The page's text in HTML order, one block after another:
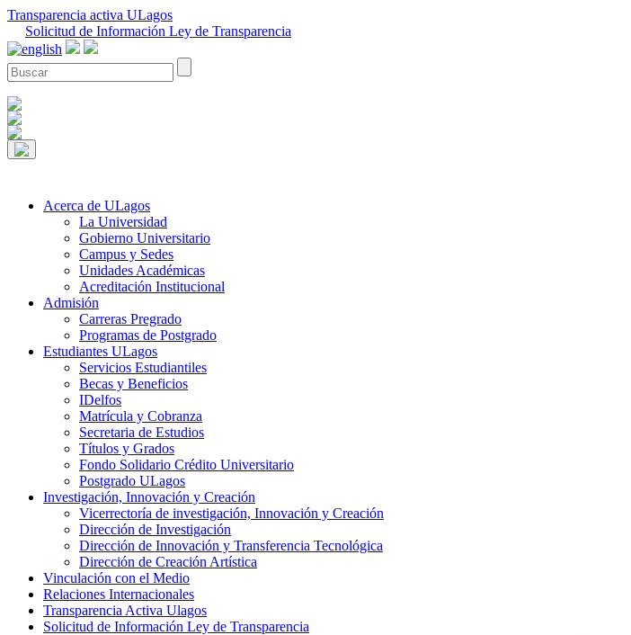
Transparencia activa ULagos
Solicitud de Información Ley de Transparencia
Acerca de ULagos
La Universidad
Gobierno Universitario
Campus y Sedes
Unidades Académicas
Acreditación Institucional
Admisión
Carreras Pregrado
Programas de Postgrado
Estudiantes ULagos
Servicios Estudiantiles
Becas y Beneficios
IDelfos
Matrícula y Cobranza
Secretaria de Estudios
Títulos y Grados
Fondo Solidario Crédito Universitario
Postgrado ULagos
Investigación, Innovación y Creación
Vicerrectoría de investigación, Innovación y Creación
Dirección de Investigación
Dirección de Innovación y Transferencia Tecnológica
Dirección de Creación Artística
Vinculación con el Medio
Relaciones Internacionales
Transparencia Activa Ulagos
Solicitud de Información Ley de Transparencia